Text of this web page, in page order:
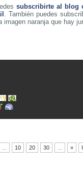
subscribirte al blog
. También puedes
naranja que hay
10 20 30 »